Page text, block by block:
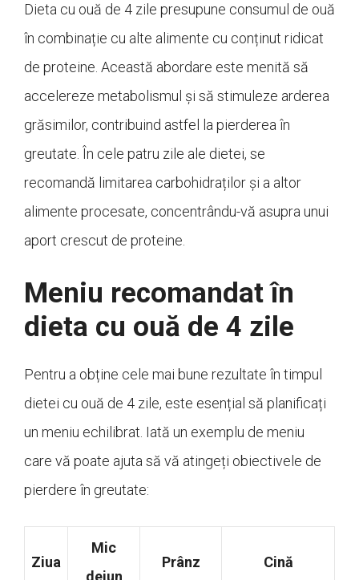
Dieta cu ouă de 4 zile presupune consumul de ouă
în combinație cu alte alimente cu conținut ridicat
de proteine. Această abordare este menită să
accelereze metabolismul și să stimuleze arderea
grăsimilor, contribuind astfel la pierderea în
greutate. În cele patru zile ale dietei, se
recomandă limitarea carbohidraților și a altor
alimente procesate, concentrându-vă asupra unui
aport crescut de proteine.
Meniu recomandat în
dieta cu ouă de 4 zile
Pentru a obține cele mai bune rezultate în timpul
dietei cu ouă de 4 zile, este esențial să planificați
un meniu echilibrat. Iată un exemplu de meniu
care vă poate ajuta să vă atingeți obiectivele de
pierdere în greutate:
Ziua
Mic
Prânz Cină